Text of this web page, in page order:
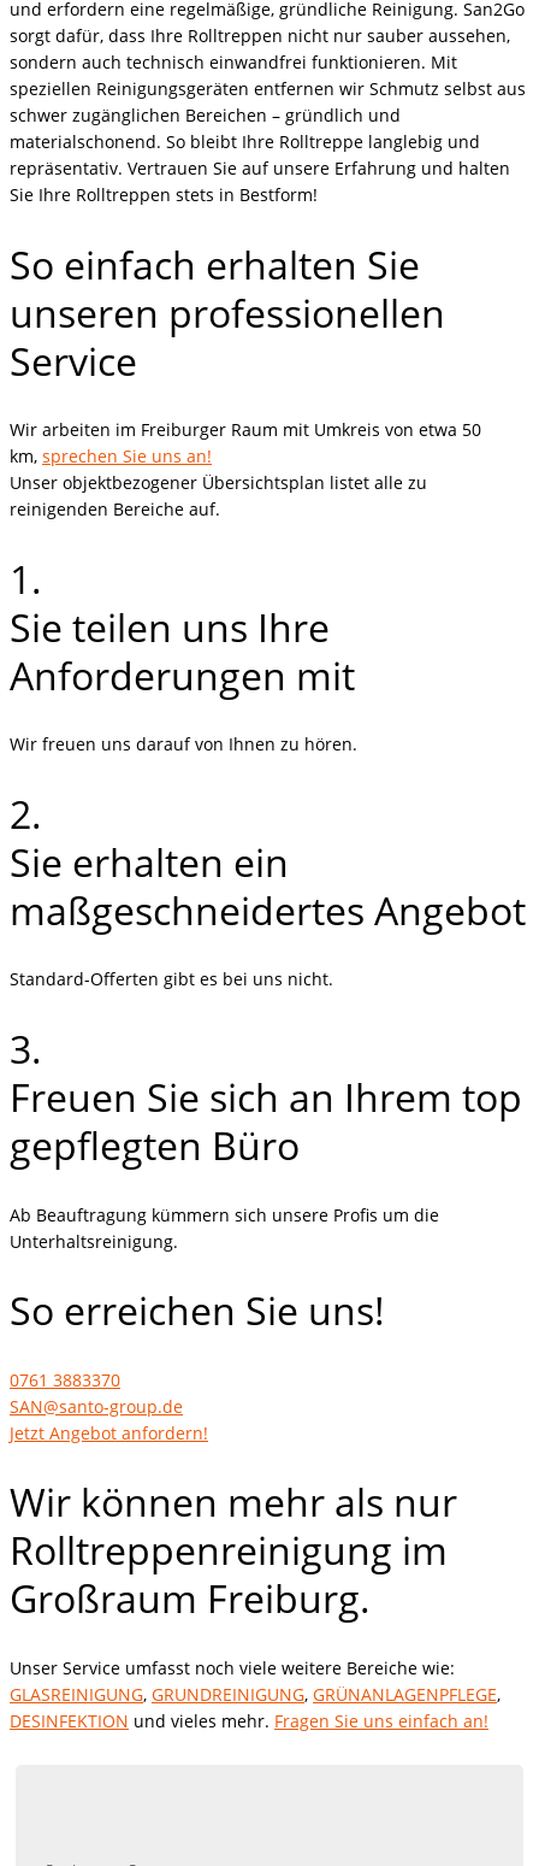
und erfordern eine regelmäßige, gründliche Reinigung. San2Go
sorgt dafür, dass Ihre Rolltreppen nicht nur sauber aussehen,
sondern auch technisch einwandfrei funktionieren. Mit
speziellen Reinigungsgeräten entfernen wir Schmutz selbst aus
schwer zugänglichen Bereichen – gründlich und
materialschonend. So bleibt Ihre Rolltreppe langlebig und
repräsentativ. Vertrauen Sie auf unsere Erfahrung und halten
Sie Ihre Rolltreppen stets in Bestform!
So einfach erhalten Sie
unseren professionellen
Service
Wir arbeiten im Freiburger Raum mit Umkreis von etwa 50
km, sprechen Sie uns an!
Unser objektbezogener Übersichtsplan listet alle zu
reinigenden Bereiche auf.
1.
Sie teilen uns Ihre
Anforderungen mit
Wir freuen uns darauf von Ihnen zu hören.
2.
Sie erhalten ein
maßgeschneidertes Angebot
Standard-Offerten gibt es bei uns nicht.
3.
Freuen Sie sich an Ihrem top
gepflegten Büro
Ab Beauftragung kümmern sich unsere Profis um die
Unterhaltsreinigung.
So erreichen Sie uns!
0761 3883370
SAN@santo-group.de
Jetzt Angebot anfordern!
Wir können mehr als nur
Rolltreppenreinigung im
Großraum Freiburg.
Unser Service umfasst noch viele weitere Bereiche wie:
GLASREINIGUNG, GRUNDREINIGUNG, GRÜNANLAGENPFLEGE,
DESINFEKTION und vieles mehr. Fragen Sie uns einfach an!